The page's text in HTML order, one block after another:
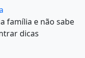
família e não sabe
dicas